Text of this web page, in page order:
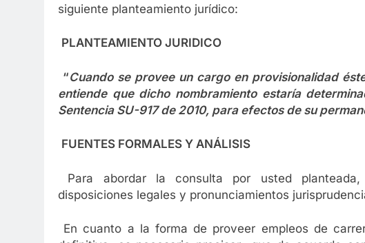
siguiente planteamiento jurídico:
PLANTEAMIENTO JURIDICO
“Cuando se provee un cargo en provisionalidad
entiende que dicho nombramiento estaría
Sentencia SU-917 de 2010, para efectos de su
FUENTES FORMALES Y ANÁLISIS
Para abordar la consulta por usted
disposiciones legales y pronunciamientos
En cuanto a la forma de proveer empleos de